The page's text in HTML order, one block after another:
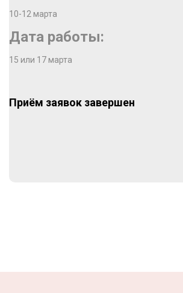
10-12 марта
Дата работы:
15 или 17 марта
Приём заявок завершен